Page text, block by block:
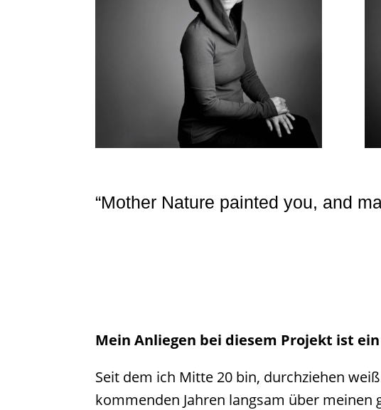
“Mother Nature painted you, and
Mein Anliegen bei diesem Projekt ist
Seit dem ich Mitte 20 bin, durchziehen
kommenden Jahren langsam über